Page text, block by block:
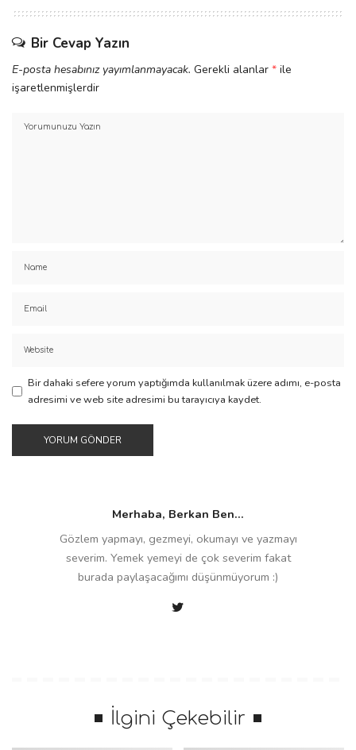
Bir Cevap Yazın
E-posta hesabınız yayımlanmayacak. Gerekli alanlar * ile
işaretlenmişlerdir
Bir dahaki sefere yorum yaptığımda kullanılmak üzere adımı, e-posta
adresimi ve web site adresimi bu tarayıcıya kaydet.
Merhaba, Berkan Ben...
Gözlem yapmayı, gezmeyi, okumayı ve yazmayı
severim. Yemek yemeyi de çok severim fakat
burada paylaşacağımı düşünmüyorum :)
İlgini Çekebilir